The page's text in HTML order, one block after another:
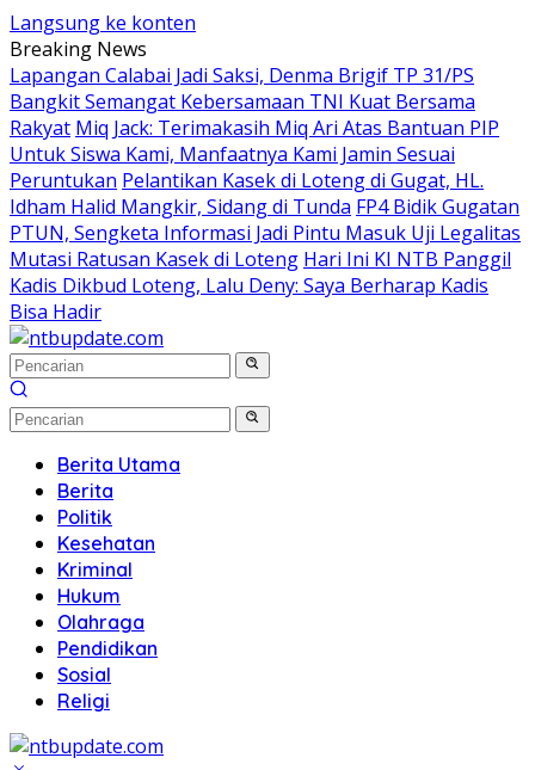
Langsung ke konten
Breaking News
Lapangan Calabai Jadi Saksi, Denma Brigif TP 31/PS
Bangkit Semangat Kebersamaan TNI Kuat Bersama
Rakyat Miq Jack: Terimakasih Miq Ari Atas Bantuan PIP
Untuk Siswa Kami, Manfaatnya Kami Jamin Sesuai
Peruntukan Pelantikan Kasek di Loteng di Gugat, HL.
Idham Halid Mangkir, Sidang di Tunda FP4 Bidik Gugatan
PTUN, Sengketa Informasi Jadi Pintu Masuk Uji Legalitas
Mutasi Ratusan Kasek di Loteng Hari Ini KI NTB Panggil
Kadis Dikbud Loteng, Lalu Deny: Saya Berharap Kadis
Bisa Hadir
Berita Utama
Berita
Politik
Kesehatan
Kriminal
Hukum
Olahraga
Pendidikan
Sosial
Religi